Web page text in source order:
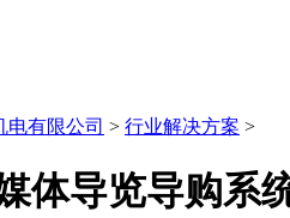
电有限公司 > 行业解决方案 >
体导览导购系